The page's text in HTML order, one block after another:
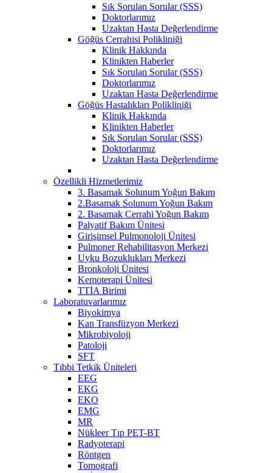
Sık Sorulan Sorular (SSS)
Doktorlarımız
Uzaktan Hasta Değerlendirme
Göğüs Cerrahisi Polikliniği
Klinik Hakkında
Klinikten Haberler
Sık Sorulan Sorular (SSS)
Doktorlarımız
Uzaktan Hasta Değerlendirme
Göğüs Hastalıkları Polikliniği
Klinik Hakkında
Klinikten Haberler
Sık Sorulan Sorular (SSS)
Doktorlarımız
Uzaktan Hasta Değerlendirme
Özellikli Hizmetlerimiz
3. Basamak Solunum Yoğun Bakım
2.Basamak Solunum Yoğun Bakım
2. Basamak Cerrahi Yoğun Bakım
Palyatif Bakım Ünitesi
Girişimsel Pulmonoloji Ünitesi
Pulmoner Rehabilitasyon Merkezi
Uyku Bozuklukları Merkezi
Bronkoloji Ünitesi
Kemoterapi Ünitesi
TTİA Birimi
Laboratuvarlarımız
Biyokimya
Kan Transfüzyon Merkezi
Mikrobiyoloji
Patoloji
SFT
Tıbbi Tetkik Üniteleri
EEG
EKG
EKO
EMG
MR
Nükleer Tıp PET-BT
Radyoterapi
Röntgen
Tomografi